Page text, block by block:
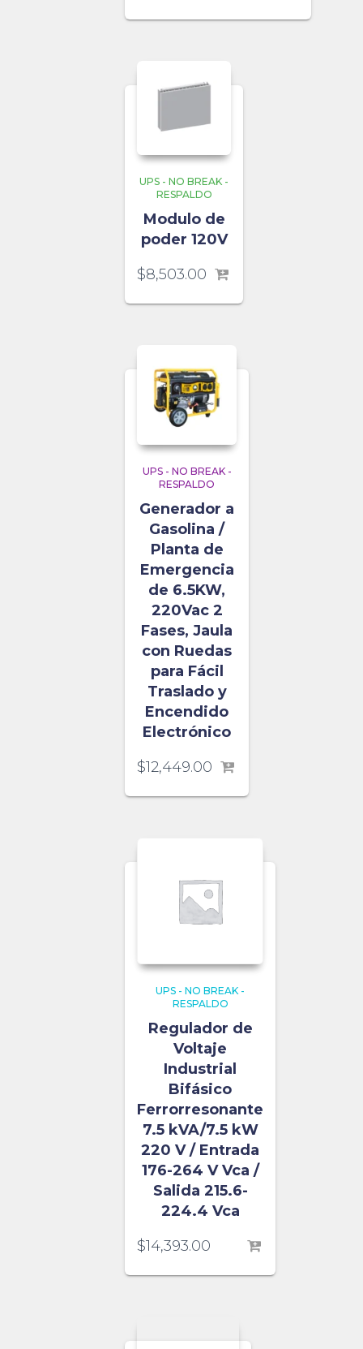
UPS - NO BREAK -
RESPALDO
Modulo de
poder 120V
$8,503.00
UPS - NO BREAK -
RESPALDO
Generador a
Gasolina /
Planta de
Emergencia
de 6.5KW,
220Vac 2
Fases, Jaula
con Ruedas
para Fácil
Traslado y
Encendido
Electrónico
$12,449.00
UPS - NO BREAK -
RESPALDO
Regulador de
Voltaje
Industrial
Bifásico
Ferrorresonante
7.5 kVA/7.5 kW
220 V / Entrada
176-264 V Vca /
Salida 215.6-
224.4 Vca
$14,393.00